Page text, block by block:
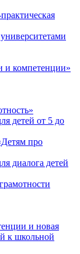
компетенции»
детей от 5 до
про
диалога детей
и новая
к школьной